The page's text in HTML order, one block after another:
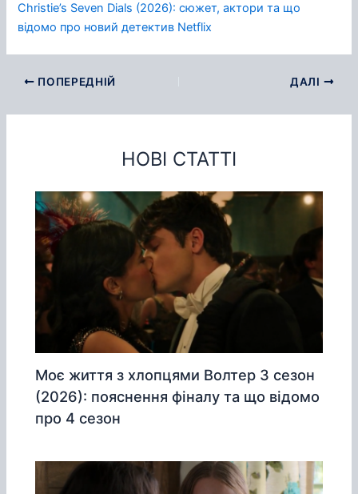
Christie’s Seven Dials (2026): сюжет, актори та що
відомо про новий детектив Netflix
ПОПЕРЕДНІЙ ДАЛІ
НОВІ СТАТТІ
Моє життя з хлопцями Волтер 3 сезон
(2026): пояснення фіналу та що відомо
про 4 сезон